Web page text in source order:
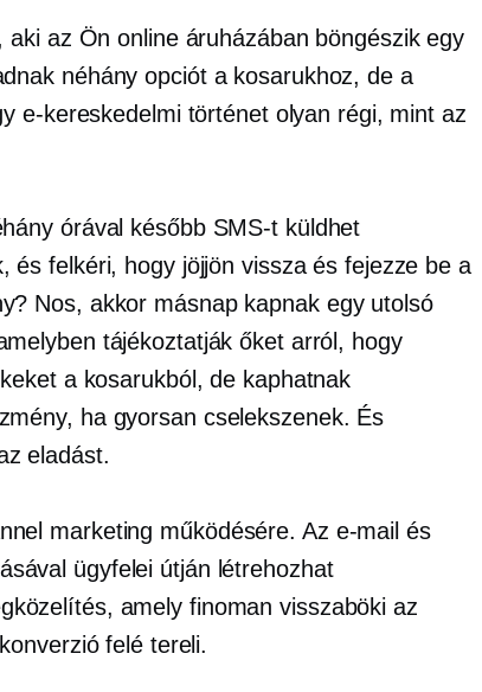
aki az Ön online áruházában böngészik egy
néhány opciót a kosarukhoz, de a
e-kereskedelmi történet olyan régi, mint az
órával később SMS-t küldhet
és felkéri, hogy jöjjön vissza és fejezze be a
Nos, akkor másnap kapnak egy utolsó
tájékoztatják őket arról, hogy
a kosarukból, de kaphatnak
ha gyorsan cselekszenek. És
eladást.
marketing működésére. Az e-mail és
ügyfelei útján létrehozhat
amely finoman visszaböki az
felé tereli.